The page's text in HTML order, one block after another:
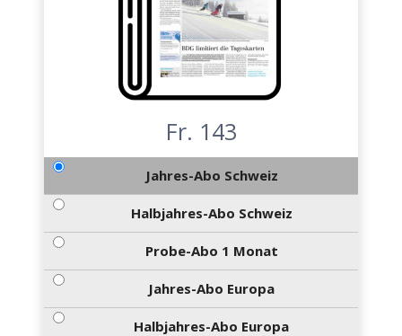
Fr. 143
Jahres-Abo Schweiz
Halbjahres-Abo Schweiz
Probe-Abo 1 Monat
Jahres-Abo Europa
Halbjahres-Abo Europa